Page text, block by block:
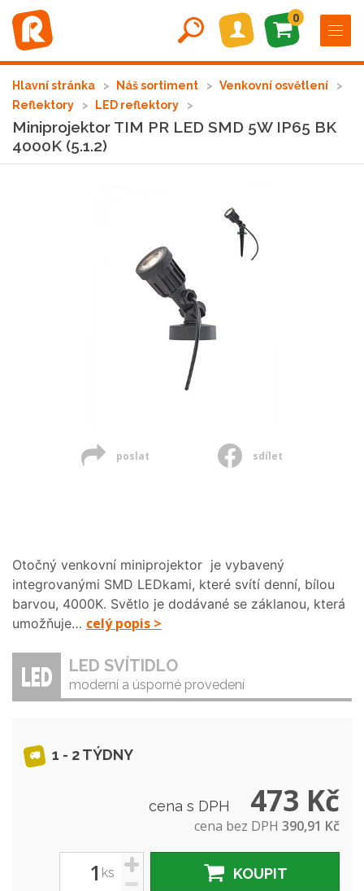
0
Hlavní stránka Náš sortiment
Venkovní osvětlení
Reflektory
LED reflektory
Miniprojektor TIM PR LED SMD 5W IP65 BK
4000K (5.1.2)
poslat sdílet
Otočný venkovní miniprojektor je vybavený
integrovanými SMD LEDkami, které svítí denní, bílou
barvou, 4000K. Světlo je dodávané se záklanou, která
umožňuje… celý popis >
LED SVÍTIDLO
moderní a úsporné provedení
1 - 2 TÝDNY
cena s DPH 473 Kč
cena bez DPH 390,91 Kč
ks
+
-
KOUPIT